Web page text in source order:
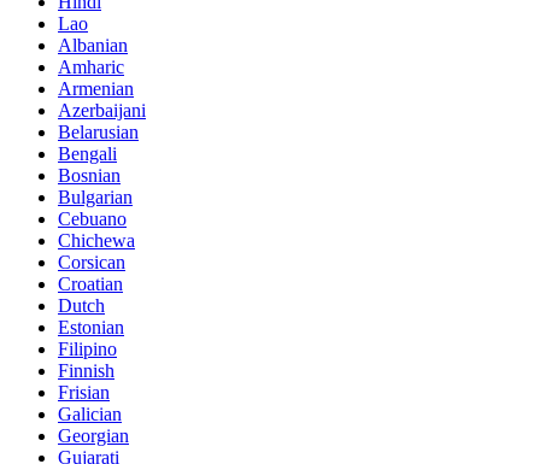
Lao
Albanian
Amharic
Armenian
Azerbaijani
Belarusian
Bengali
Bosnian
Bulgarian
Cebuano
Chichewa
Corsican
Croatian
Dutch
Estonian
Filipino
Finnish
Frisian
Galician
Georgian
Gujarati